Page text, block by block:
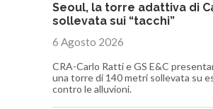
Seoul, la torre adattiva di
sollevata sui “tacchi”
6 Agosto 2026
CRA-Carlo Ratti e GS E&C
una torre di 140 metri sollevata su
contro le alluvioni.